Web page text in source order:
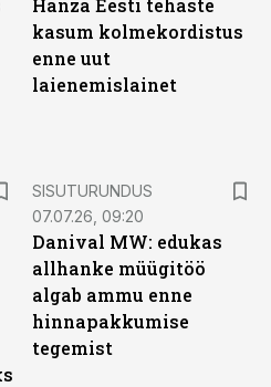
Hanza Eesti tehaste
kasum kolmekordistus
enne uut
laienemislainet
SISUTURUNDUS
07.07.26, 09:20
Danival MW: edukas
allhanke müügitöö
algab ammu enne
hinnapakkumise
tegemist